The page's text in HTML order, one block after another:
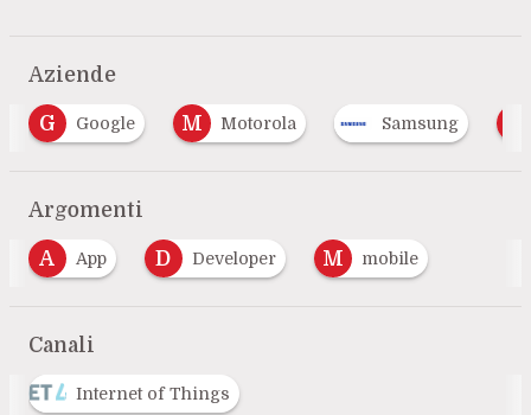
Aziende
G Google M Motorola Samsung
Argomenti
A App D Developer M mobile
Canali
Internet of Things